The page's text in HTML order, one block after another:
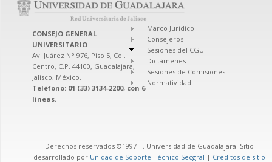
CONSEJO GENERAL
UNIVERSITARIO
Av. Juárez N° 976, Piso 5, Col.
Centro, C.P. 44100, Guadalajara,
Jalisco, México.
Teléfono: 01 (33) 3134-2200, con 6
líneas.
Marco Jurídico
Consejeros
Sesiones del CGU
Dictámenes
Sesiones de Comisiones
Normatividad
Derechos reservados ©1997 - . Universidad de Guadalajara. Sitio
desarrollado por Unidad de Soporte Técnico Secgral | Créditos de sitio